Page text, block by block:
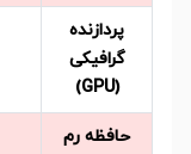
پردازنده
گرافیکی
(GPU)
حافظه رم